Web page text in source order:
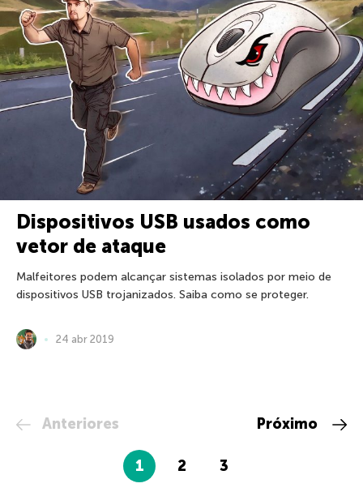
Dispositivos USB usados como
vetor de ataque
Malfeitores podem alcançar sistemas isolados por meio de
dispositivos USB trojanizados. Saiba como se proteger.
24 abr 2019
Anteriores
1 2 3
Próximo